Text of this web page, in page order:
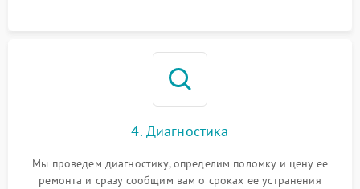
4. Диагностика
Мы проведем диагностику, определим поломку и цену ее
ремонта и сразу сообщим вам о сроках ее устранения